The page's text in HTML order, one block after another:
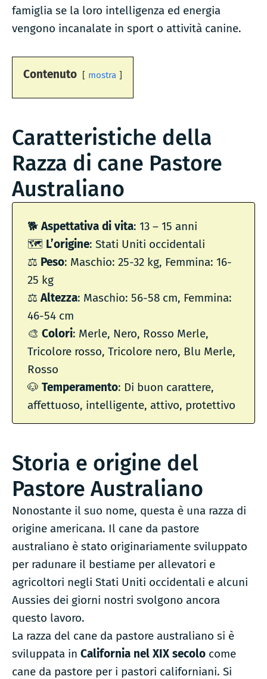
famiglia se la loro intelligenza ed energia
vengono incanalate in sport o attività canine.
Contenuto mostra
Caratteristiche della
Razza di cane Pastore
Australiano
🐕Aspettativa di vita: 13 – 15 anni
🗺 L’origine: Stati Uniti occidentali
⚖️ Peso: Maschio: 25-32 kg, Femmina: 16-
25 kg
⚖️Altezza: Maschio: 56-58 cm, Femmina:
46-54 cm
🎨 Colori: Merle, Nero, Rosso Merle,
Tricolore rosso, Tricolore nero, Blu Merle,
Rosso
🐶 Temperamento: Di buon carattere,
affettuoso, intelligente, attivo, protettivo
Storia e origine del
Pastore Australiano
Nonostante il suo nome, questa è una razza di
origine americana. Il cane da pastore
australiano è stato originariamente sviluppato
per radunare il bestiame per allevatori e
agricoltori negli Stati Uniti occidentali e alcuni
Aussies dei giorni nostri svolgono ancora
questo lavoro.
La razza del cane da pastore australiano si è
sviluppata in California nel XIX secolo come
cane da pastore per i pastori californiani. Si